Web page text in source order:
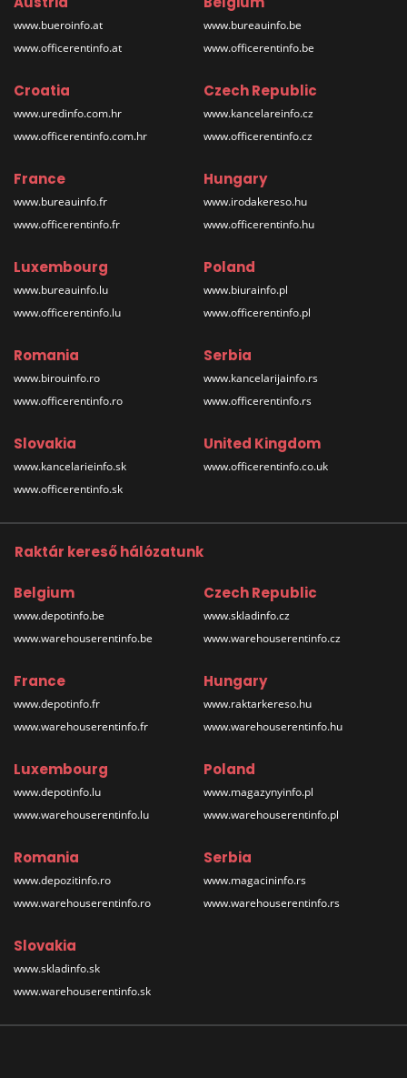
www.bueroinfo.at
www.officerentinfo.at
www.bureauinfo.be
www.officerentinfo.be
Croatia
www.uredinfo.com.hr
www.officerentinfo.com.hr
Czech Republic
www.kancelareinfo.cz
www.officerentinfo.cz
France
www.bureauinfo.fr
www.officerentinfo.fr
Hungary
www.irodakereso.hu
www.officerentinfo.hu
Luxembourg
www.bureauinfo.lu
www.officerentinfo.lu
Poland
www.biurainfo.pl
www.officerentinfo.pl
Romania
www.birouinfo.ro
www.officerentinfo.ro
Serbia
www.kancelarijainfo.rs
www.officerentinfo.rs
Slovakia
www.kancelarieinfo.sk
www.officerentinfo.sk
United Kingdom
www.officerentinfo.co.uk
Raktár kereső hálózatunk
Belgium
www.depotinfo.be
www.warehouserentinfo.be
Czech Republic
www.skladinfo.cz
www.warehouserentinfo.cz
France
www.depotinfo.fr
www.warehouserentinfo.fr
Hungary
www.raktarkereso.hu
www.warehouserentinfo.hu
Luxembourg
www.depotinfo.lu
www.warehouserentinfo.lu
Poland
www.magazynyinfo.pl
www.warehouserentinfo.pl
Romania
www.depozitinfo.ro
www.warehouserentinfo.ro
Serbia
www.magacininfo.rs
www.warehouserentinfo.rs
Slovakia
www.skladinfo.sk
www.warehouserentinfo.sk